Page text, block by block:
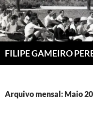
Saltar
para
o
conteúdo
FILIPE GAMEIRO
Arquivo mensal: Maio